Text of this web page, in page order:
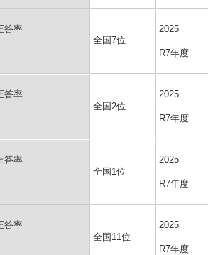
率
全国7位
2025
R7年度
率
全国2位
2025
R7年度
率
全国1位
2025
R7年度
率
全国11位
2025
R7年度